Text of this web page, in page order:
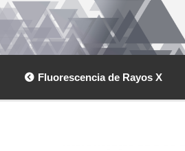
Fluorescencia de Rayos X